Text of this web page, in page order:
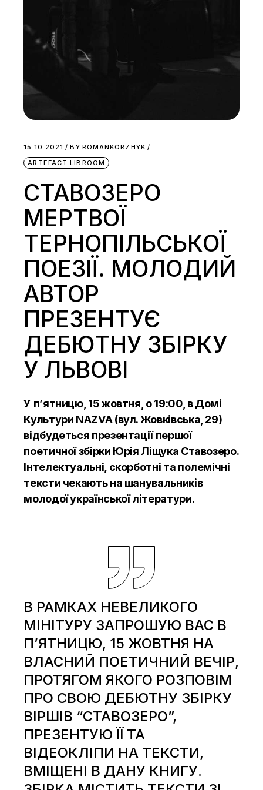
15.10.2021 BY ROMANKORZHYK
ARTEFACT.LIBROOM
СТАВОЗЕРО
МЕРТВОЇ
ТЕРНОПІЛЬСЬКОЇ
ПОЕЗІЇ. МОЛОДИЙ
АВТОР
ПРЕЗЕНТУЄ
ДЕБЮТНУ ЗБІРКУ
У ЛЬВОВІ
У п’ятницю, 15 жовтня, о 19:00, в Домі
Культури NAZVA (вул. Жовківська, 29)
відбудеться презентації першої
поетичної збірки Юрія Ліщука Ставозеро.
Інтелектуальні, скорботні та полемічні
тексти чекають на шанувальників
молодої української літератури.
В РАМКАХ НЕВЕЛИКОГО
МІНІТУРУ ЗАПРОШУЮ ВАС В
П’ЯТНИЦЮ, 15 ЖОВТНЯ НА
ВЛАСНИЙ ПОЕТИЧНИЙ ВЕЧІР,
ПРОТЯГОМ ЯКОГО РОЗПОВІМ
ПРО СВОЮ ДЕБЮТНУ ЗБІРКУ
ВІРШІВ “СТАВОЗЕРО”,
ПРЕЗЕНТУЮ ЇЇ ТА
ВІДЕОКЛІПИ НА ТЕКСТИ,
ВМІЩЕНІ В ДАНУ КНИГУ.